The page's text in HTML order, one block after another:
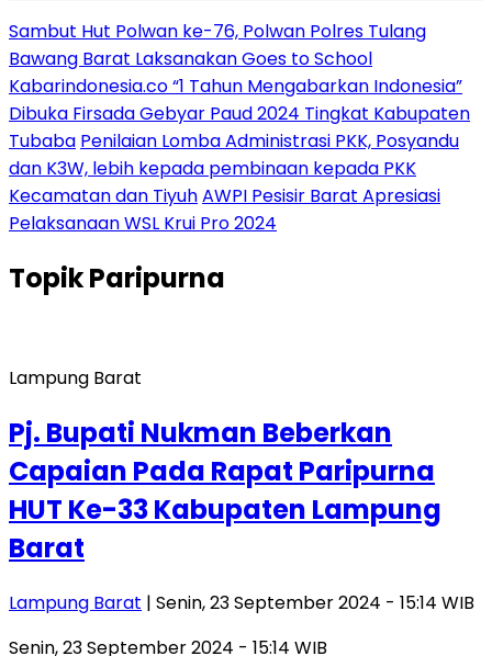
Sambut Hut Polwan ke-76, Polwan Polres Tulang
Bawang Barat Laksanakan Goes to School
Kabarindonesia.co “1 Tahun Mengabarkan Indonesia”
Dibuka Firsada Gebyar Paud 2024 Tingkat Kabupaten
Tubaba Penilaian Lomba Administrasi PKK, Posyandu
dan K3W, lebih kepada pembinaan kepada PKK
Kecamatan dan TiyuhAWPI Pesisir Barat Apresiasi
Pelaksanaan WSL Krui Pro 2024
TopikParipurna
Lampung Barat
Pj. Bupati Nukman Beberkan
Capaian Pada Rapat Paripurna
HUT Ke-33 Kabupaten Lampung
Barat
Lampung Barat | Senin, 23 September 2024 - 15:14 WIB
Senin, 23 September 2024 - 15:14 WIB